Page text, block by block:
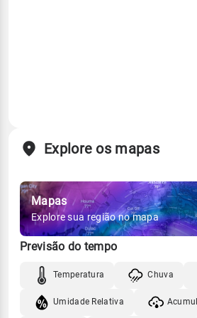
Explore os mapas
Mapas
Explore sua região no mapa
Previsão do tempo
Temperatura Chuva
Umidade Relativa